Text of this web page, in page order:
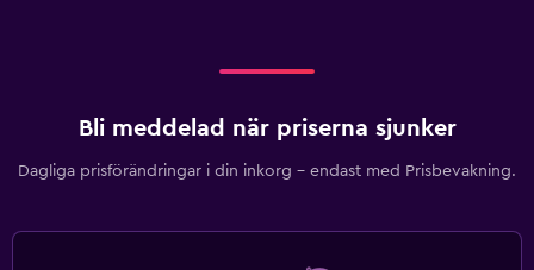
Bli meddelad när priserna sjunker
Dagliga prisförändringar i din inkorg – endast med Prisbevakning.